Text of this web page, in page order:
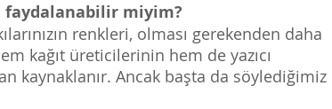
miyim?
renkleri, olması gerekenden daha
kağıt üreticilerinin hem de yazıcı
kaynaklanır. Ancak başta da söylediğimiz